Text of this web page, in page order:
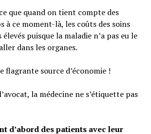
que quand on tient compte des
à ce moment-là, les coûts des soins
puisque la maladie n’a pas eu le
dans les organes.
flagrante source d’économie !
la médecine ne s’étiquette pas
d’abord des patients avec leur